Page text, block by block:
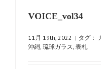
VOICE_vol34
11月 19th, 2022 | タグ：
沖縄, 琉球ガラス, 表札